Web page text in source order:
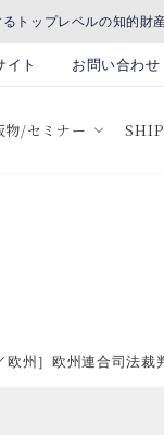
トップレベルの知的財
イト お問い合わせ
/セミナー SHIP
欧州］欧州連合司法裁